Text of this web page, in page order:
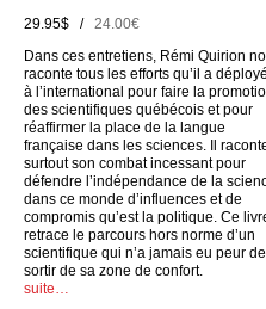
29.95$ /24.00€
Dans ces entretiens, Rémi Quirion
raconte tous les efforts qu’il a
à l’international pour faire la
des scientifiques québécois et pour
réaffirmer la place de la langue
française dans les sciences. Il
surtout son combat incessant pour
défendre l’indépendance de la
dans ce monde d’influences et de
compromis qu’est la politique. Ce
retrace le parcours hors norme d’un
scientifique qui n’a jamais eu peur de
sortir de sa zone de confort.
suite…